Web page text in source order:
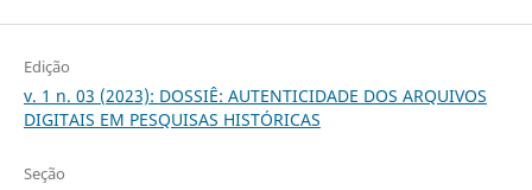
Edição
v. 1 n. 03 (2023): DOSSIÊ: AUTENTICIDADE DOS ARQUIVOS
DIGITAIS EM PESQUISAS HISTÓRICAS
Seção